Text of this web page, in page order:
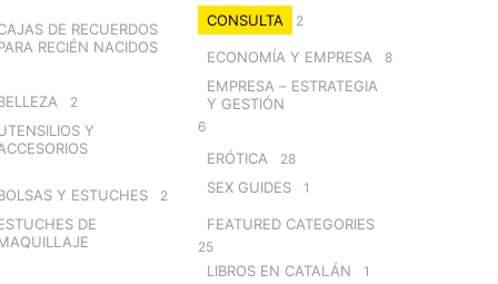
DE RECUERDOS
RECIÉN NACIDOS
2
Y
Y ESTUCHES 2
DE
CONSULTA 2
ECONOMÍA Y EMPRESA 8
EMPRESA – ESTRATEGIA
Y GESTIÓN
6
ERÓTICA 28
SEX GUIDES 1
FEATURED CATEGORIES
25
LIBROS EN CATALÁN 1